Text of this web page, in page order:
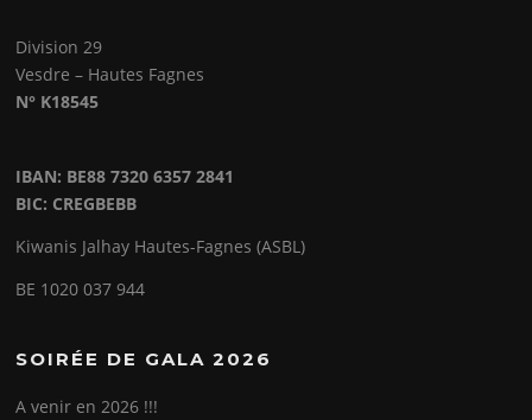
Division 29
Vesdre – Hautes Fagnes
N° K18545
IBAN: BE88 7320 6357 2841
BIC: CREGBEBB
Kiwanis Jalhay Hautes-Fagnes (ASBL)
BE 1020 037 944
SOIRÉE DE GALA 2026
A venir en 2026 !!!